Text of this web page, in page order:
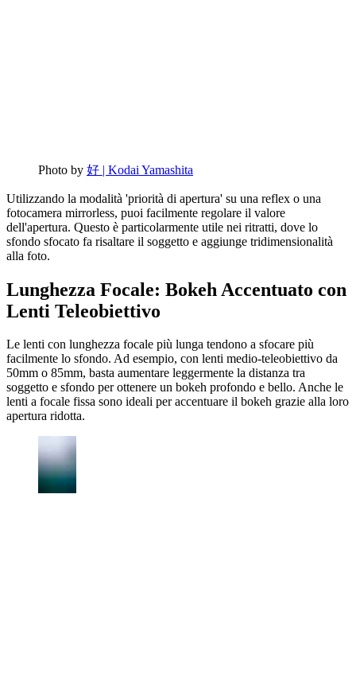
Photo by 好 | Kodai Yamashita
Utilizzando la modalità 'priorità di apertura' su una reflex o una
fotocamera mirrorless, puoi facilmente regolare il valore
dell'apertura. Questo è particolarmente utile nei ritratti, dove lo
sfondo sfocato fa risaltare il soggetto e aggiunge tridimensionalità
alla foto.
Lunghezza Focale: Bokeh Accentuato con
Lenti Teleobiettivo
Le lenti con lunghezza focale più lunga tendono a sfocare più
facilmente lo sfondo. Ad esempio, con lenti medio-teleobiettivo da
50mm o 85mm, basta aumentare leggermente la distanza tra
soggetto e sfondo per ottenere un bokeh profondo e bello. Anche le
lenti a focale fissa sono ideali per accentuare il bokeh grazie alla loro
apertura ridotta.